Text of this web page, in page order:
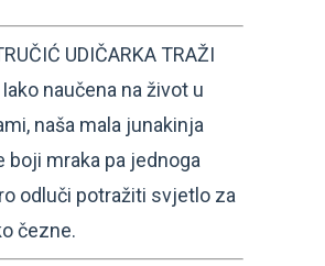
UDIČARKA TRAŽI
Iako naučena na život u
naša mala junakinja
boji mraka pa jednoga
odluči potražiti svjetlo za
čezne.